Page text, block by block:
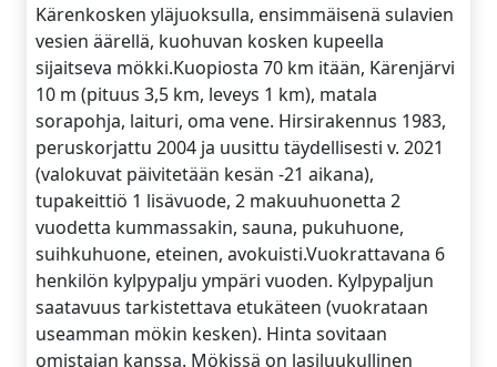
Kärenkosken yläjuoksulla, ensimmäisenä sulavien
vesien äärellä, kuohuvan kosken kupeella
sijaitseva mökki.Kuopiosta 70 km itään, Kärenjärvi
10 m (pituus 3,5 km, leveys 1 km), matala
sorapohja, laituri, oma vene. Hirsirakennus 1983,
peruskorjattu 2004 ja uusittu täydellisesti v. 2021
(valokuvat päivitetään kesän -21 aikana),
tupakeittiö 1 lisävuode, 2 makuuhuonetta 2
vuodetta kummassakin, sauna, pukuhuone,
suihkuhuone, eteinen, avokuisti.Vuokrattavana 6
henkilön kylpypalju ympäri vuoden. Kylpypaljun
saatavuus tarkistettava etukäteen (vuokrataan
useamman mökin kesken). Hinta sovitaan
omistajan kanssa. Mökissä on lasiluukullinen